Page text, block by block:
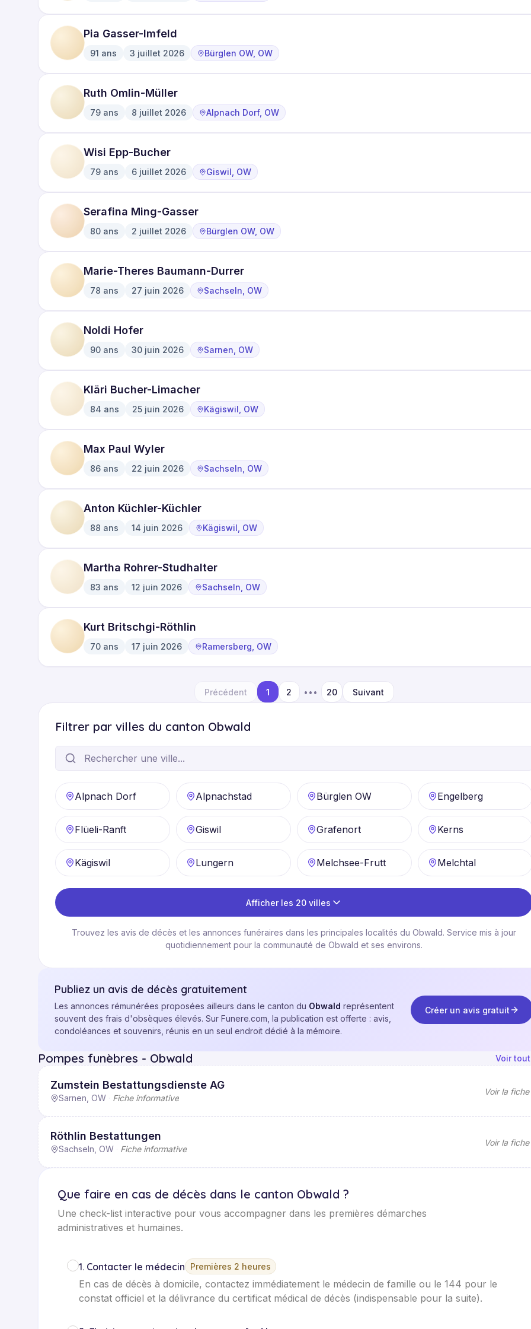
Pia Gasser-Imfeld
91 ans 3 juillet 2026 Bürglen OW, OW
Ruth Omlin-Müller
79 ans 8 juillet 2026 Alpnach Dorf, OW
Wisi Epp-Bucher
79 ans 6 juillet 2026 Giswil, OW
Serafina Ming-Gasser
80 ans 2 juillet 2026 Bürglen OW, OW
Marie-Theres Baumann-Durrer
78 ans 27 juin 2026 Sachseln, OW
Noldi Hofer
90 ans 30 juin 2026 Sarnen, OW
Kläri Bucher-Limacher
84 ans 25 juin 2026 Kägiswil, OW
Max Paul Wyler
86 ans 22 juin 2026 Sachseln, OW
Anton Küchler-Küchler
88 ans 14 juin 2026 Kägiswil, OW
Martha Rohrer-Studhalter
83 ans 12 juin 2026 Sachseln, OW
Kurt Britschgi-Röthlin
70 ans 17 juin 2026 Ramersberg, OW
Précédent 1 2 ••• 20 Suivant
Filtrer par villes du canton Obwald
Alpnach Dorf Alpnachstad Bürglen OW Engelberg
Flüeli-Ranft Giswil Grafenort Kerns
Kägiswil Lungern Melchsee-Frutt Melchtal
Afficher les 20 villes
Trouvez les avis de décès et les annonces funéraires dans les principales localités du Obwald. Service mis à jour
quotidiennement pour la communauté de Obwald et ses environs.
Publiez un avis de décès gratuitement
Les annonces rémunérées proposées ailleurs dans le canton du Obwald représentent
souvent des frais d'obsèques élevés. Sur Funere.com, la publication est offerte : avis,
condoléances et souvenirs, réunis en un seul endroit dédié à la mémoire.
Créer un avis gratuit
Pompes funèbres - Obwald Voir
Zumstein Bestattungsdienste AG
Sarnen, OW Fiche informative
Voir la fiche
Röthlin Bestattungen
Sachseln, OW Fiche informative
Voir la fiche
Que faire en cas de décès dans le canton Obwald ?
Une check-list interactive pour vous accompagner dans les premières démarches
administratives et humaines.
1. Contacter le médecin Premières 2 heures
En cas de décès à domicile, contactez immédiatement le médecin de famille ou le 144 pour le
constat officiel et la délivrance du certificat médical de décès (indispensable pour la suite).